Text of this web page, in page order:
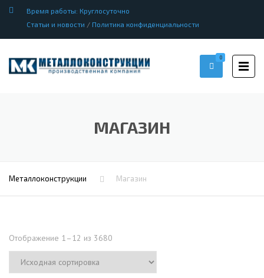
Время работы: Круглосуточно
Статьи и новости / Политика конфиденциальности
0
МАГАЗИН
Металлоконструкции Магазин
Отображение 1–12 из 3680